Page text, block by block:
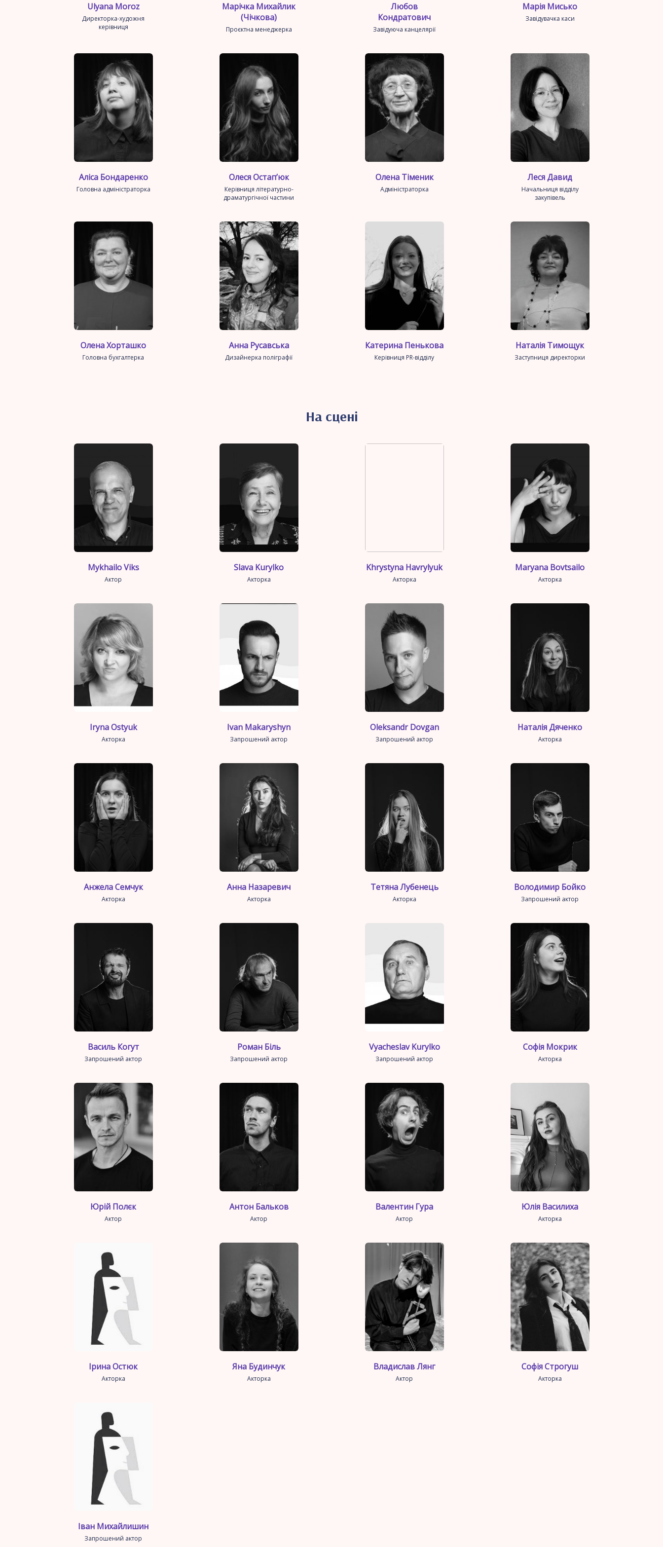
Ulyana Moroz
Директорка-художня
керівниця
Марічка Михайлик
(Чічкова)
Проєктна менеджерка
Любов
Кондратович
Завідуюча канцелярії
Марія Мисько
Завідувачка каси
Аліса Бондаренко
Головна адміністраторка
Олеся Остап’юк
Керівниця літературно-
драматургічної частини
Олена Тіменик
Адміністраторка
Леся Давид
Начальниця відділу
закупівель
Олена Хорташко
Головна бухгалтерка
Анна Русавська
Дизайнерка поліграфії
Катерина Пенькова
Керівниця PR-відділу
Наталія Тимощук
Заступниця директорки
На сцені
Mykhailo Viks
Актор
Slava Kurylko
Акторка
Khrystyna Havrylyuk
Акторка
Maryana Bovtsailo
Акторка
Iryna Ostyuk
Акторка
Ivan Makaryshyn
Запрошений актор
Oleksandr Dovgan
Запрошений актор
Наталія Дяченко
Акторка
Анжела Семчук
Акторка
Анна Назаревич
Акторка
Тетяна Лубенець
Акторка
Володимир Бойко
Запрошений актор
Василь Когут
Запрошений актор
Роман Біль
Запрошений актор
Vyacheslav Kurylko
Запрошений актор
Софія Мокрик
Акторка
Юрій Полєк
Актор
Антон Бальков
Актор
Валентин Гура
Актор
Юлія Василиха
Акторка
Ірина Остюк
Акторка
Яна Будинчук
Акторка
Владислав Лянг
Актор
Софія Строгуш
Акторка
Іван Михайлишин
Запрошений актор